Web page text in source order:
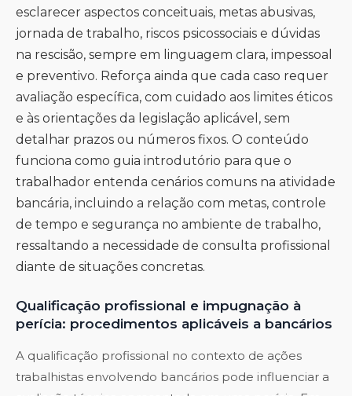
esclarecer aspectos conceituais, metas abusivas,
jornada de trabalho, riscos psicossociais e dúvidas
na rescisão, sempre em linguagem clara, impessoal
e preventivo. Reforça ainda que cada caso requer
avaliação específica, com cuidado aos limites éticos
e às orientações da legislação aplicável, sem
detalhar prazos ou números fixos. O conteúdo
funciona como guia introdutório para que o
trabalhador entenda cenários comuns na atividade
bancária, incluindo a relação com metas, controle
de tempo e segurança no ambiente de trabalho,
ressaltando a necessidade de consulta profissional
diante de situações concretas.
Qualificação profissional e impugnação à
perícia: procedimentos aplicáveis a bancários
A qualificação profissional no contexto de ações
trabalhistas envolvendo bancários pode influenciar a